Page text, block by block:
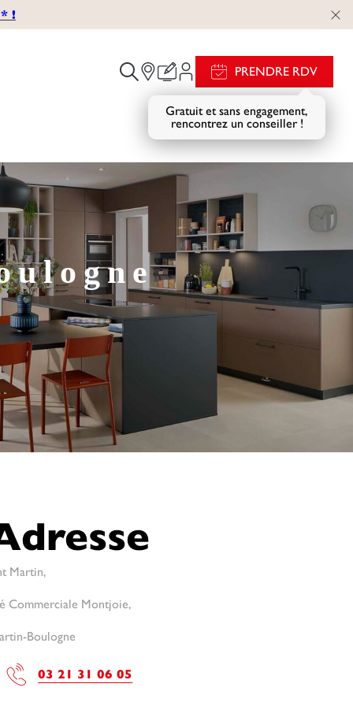
!
PRENDRE RDV
Gratuit et sans engagement,
rencontrez un conseiller !
Martin,
Commerciale Montjoie,
Boulogne
03 21 31 06 05